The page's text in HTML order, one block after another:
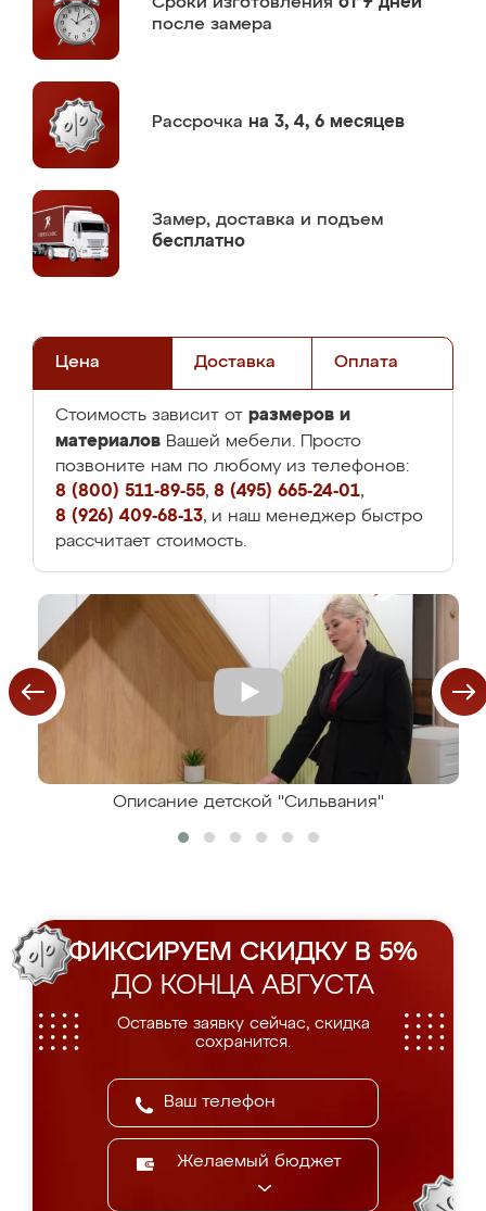
после замера
Рассрочка на 3, 4, 6 месяцев
Замер, доставка и подъем
бесплатно
Цена Доставка Оплата
Стоимость зависит от размеров и
материалов Вашей мебели. Просто
позвоните нам по любому из телефонов:
8 (800) 511-89-55, 8 (495) 665-24-01,
8 (926) 409-68-13, и наш менеджер быстро
рассчитает стоимость.
Описание детской "Сильвания"
ФИКСИРУЕМ СКИДКУ В 5%
ДО КОНЦА АВГУСТА
Оставьте заявку сейчас, скидка
сохранится.
Желаемый бюджет